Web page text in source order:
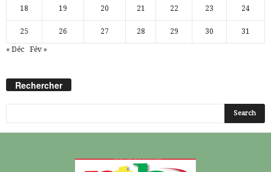
18 19 20 21 22 23 24
25 26 27 28 29 30 31
« Déc Fév »
Rechercher